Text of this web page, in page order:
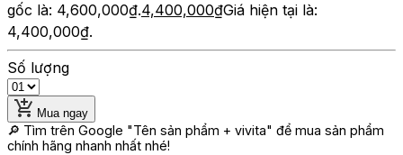
gốc là: 4,600,000₫.4,400,000₫Giá hiện tại là:
4,400,000₫.
Số lượng
Mua ngay
🔎 Tìm trên Google "Tên sản phẩm + vivita" để mua sản phẩm
chính hãng nhanh nhất nhé!